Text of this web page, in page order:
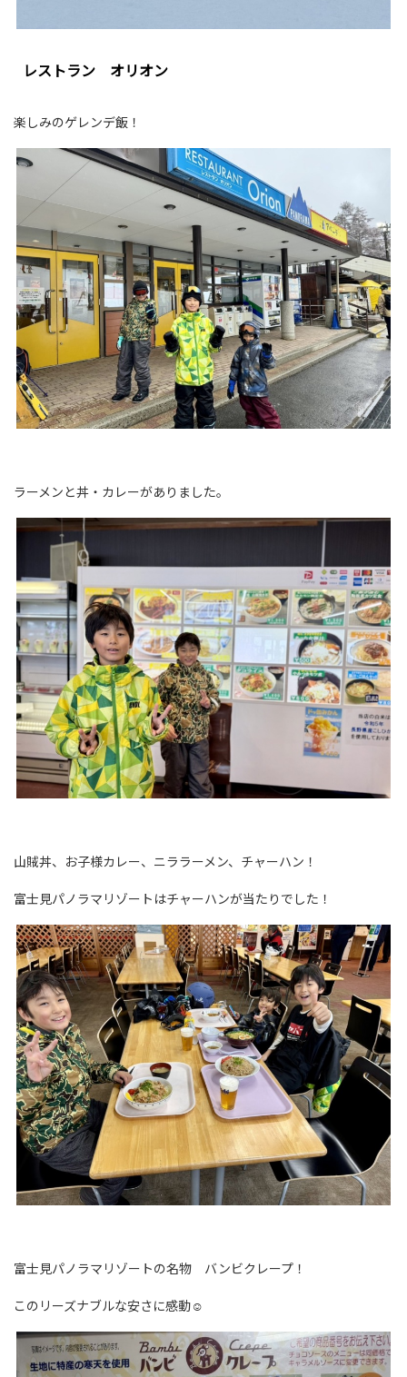
レストラン オリオン
楽しみのゲレンデ飯！
ラーメンと丼・カレーがありました。
山賊丼、お子様カレー、ニララーメン、チャーハン！
富士見パノラマリゾートはチャーハンが当たりでした！
富士見パノラマリゾートの名物 バンビクレープ！
このリーズナブルな安さに感動☺